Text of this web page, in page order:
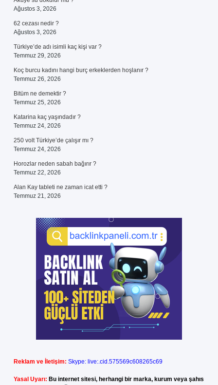
Ağustos 3, 2026
62 cezası nedir ?
Ağustos 3, 2026
Türkiye’de adı isimli kaç kişi var ?
Temmuz 29, 2026
Koç burcu kadını hangi burç erkeklerden hoşlanır ?
Temmuz 26, 2026
Bitüm ne demektir ?
Temmuz 25, 2026
Katarina kaç yaşındadır ?
Temmuz 24, 2026
250 volt Türkiye’de çalışır mı ?
Temmuz 24, 2026
Horozlar neden sabah bağırır ?
Temmuz 22, 2026
Alan Kay tableti ne zaman icat etti ?
Temmuz 21, 2026
Reklam ve İletişim: Skype: live:.cid.575569c608265c69
Yasal Uyarı: Bu internet sitesi, herhangi bir marka, kurum veya şahıs